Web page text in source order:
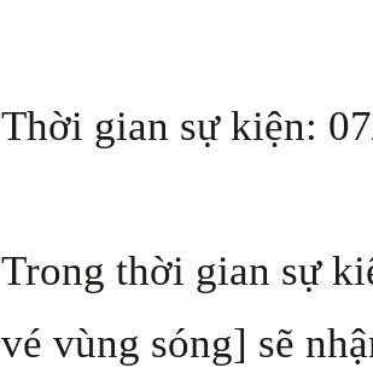
Thời gian sự kiện:
Trong thời gian sự
vé vùng sóng] sẽ